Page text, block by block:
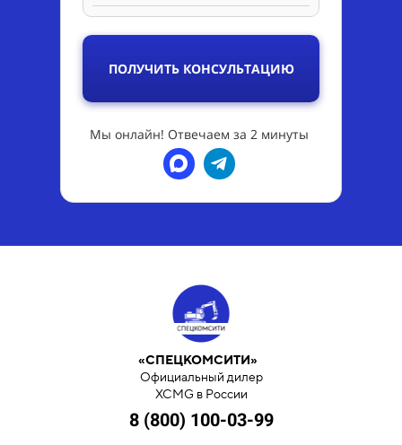
ПОЛУЧИТЬ КОНСУЛЬТАЦИЮ
Мы онлайн! Отвечаем за 2 минуты
«СПЕЦКОМСИТИ»
Официальный дилер
XCMG в России
8 (800) 100-03-99